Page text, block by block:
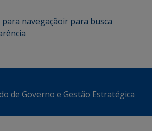
para navegaçãoir para busca
de Governo e Gestão Estratégica